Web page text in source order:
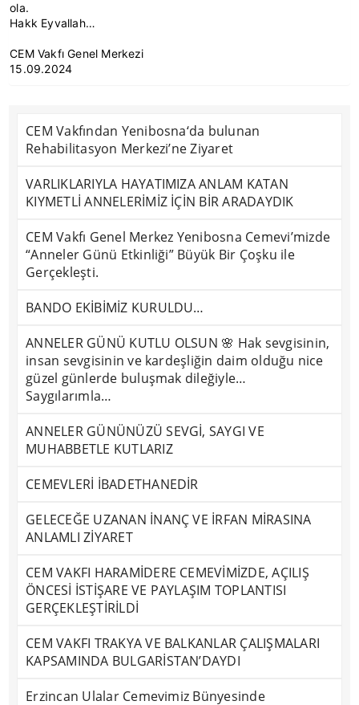
ola.
Hakk Eyvallah…
CEM Vakfı Genel Merkezi
15.09.2024
CEM Vakfından Yenibosna‘da bulunan
Rehabilitasyon Merkezi’ne Ziyaret
VARLIKLARIYLA HAYATIMIZA ANLAM KATAN
KIYMETLİ ANNELERİMİZ İÇİN BİR ARADAYDIK
CEM Vakfı Genel Merkez Yenibosna Cemevi’mizde
“Anneler Günü Etkinliği” Büyük Bir Çoşku ile
Gerçekleşti.
BANDO EKİBİMİZ KURULDU…
ANNELER GÜNÜ KUTLU OLSUN 🌸 Hak sevgisinin,
insan sevgisinin ve kardeşliğin daim olduğu nice
güzel günlerde buluşmak dileğiyle…
Saygılarımla…
ANNELER GÜNÜNÜZÜ SEVGİ, SAYGI VE
MUHABBETLE KUTLARIZ
CEMEVLERİ İBADETHANEDİR
GELECEĞE UZANAN İNANÇ VE İRFAN MİRASINA
ANLAMLI ZİYARET
CEM VAKFI HARAMİDERE CEMEVİMİZDE, AÇILIŞ
ÖNCESİ İSTİŞARE VE PAYLAŞIM TOPLANTISI
GERÇEKLEŞTİRİLDİ
CEM VAKFI TRAKYA VE BALKANLAR ÇALIŞMALARI
KAPSAMINDA BULGARİSTAN’DAYDI
Erzincan Ulalar Cemevimiz Bünyesinde